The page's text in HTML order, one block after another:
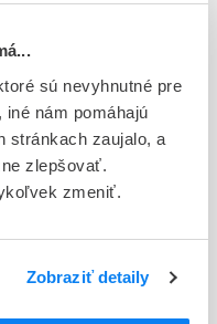
sú nevyhnutné pre
nám pomáhajú
stránkach zaujalo, a
zlepšovať.
zmeniť.
Zobraziť detaily